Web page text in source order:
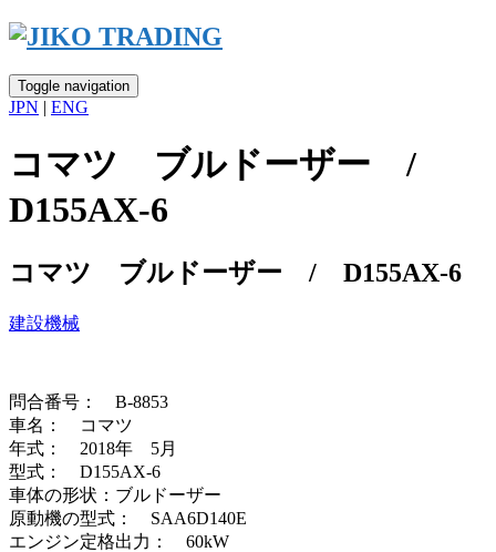
Skip
content
Toggle navigation
JPN | ENG
コマツ ブルドーザー /
D155AX-6
コマツ ブルドーザー / D155AX-6
建設機械
問合番号： B-8853
車名： コマツ
年式： 2018年 5月
型式： D155AX-6
車体の形状：ブルドーザー
原動機の型式： SAA6D140E
エンジン定格出力： 60kW